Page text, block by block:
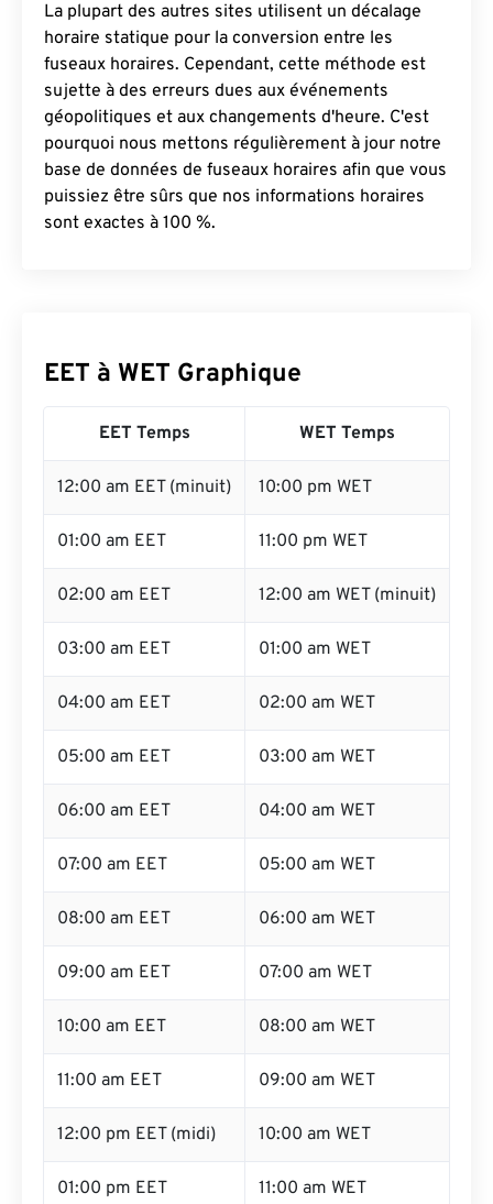
La plupart des autres sites utilisent un décalage
horaire statique pour la conversion entre les
fuseaux horaires. Cependant, cette méthode est
sujette à des erreurs dues aux événements
géopolitiques et aux changements d'heure. C'est
pourquoi nous mettons régulièrement à jour notre
base de données de fuseaux horaires afin que vous
puissiez être sûrs que nos informations horaires
sont exactes à 100 %.
EET à WET Graphique
EET Temps WET Temps
12:00 am EET (minuit) 10:00 pm WET
01:00 am EET 11:00 pm WET
02:00 am EET 12:00 am WET (minuit)
03:00 am EET 01:00 am WET
04:00 am EET 02:00 am WET
05:00 am EET 03:00 am WET
06:00 am EET 04:00 am WET
07:00 am EET 05:00 am WET
08:00 am EET 06:00 am WET
09:00 am EET 07:00 am WET
10:00 am EET 08:00 am WET
11:00 am EET 09:00 am WET
12:00 pm EET (midi) 10:00 am WET
01:00 pm EET 11:00 am WET